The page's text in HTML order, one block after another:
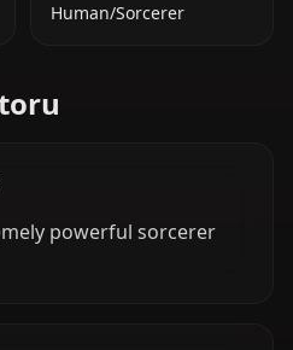
Human/Sorcerer
powerful sorcerer